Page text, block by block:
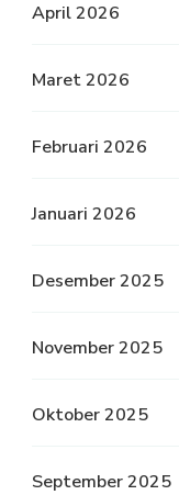
April 2026
Maret 2026
Februari 2026
Januari 2026
Desember 2025
November 2025
Oktober 2025
September 2025